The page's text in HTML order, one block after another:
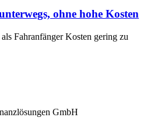
ohne hohe Kosten
Fahranfänger Kosten gering zu
GmbH